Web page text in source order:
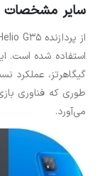
سایر مشخصات Redmi 9C
گیگاهرتز، عملکرد
می‌آورد.